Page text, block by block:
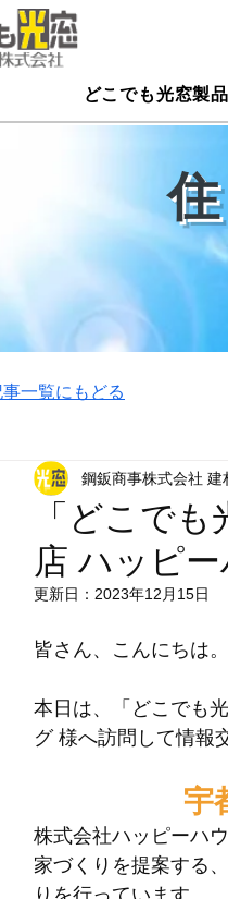
どこでも光窓製品
事一覧にもどる
「どこで
店 ハッピー
鋼鈑商事株式会社 建
更新日： 2023年12月15日
皆さん、こんにちは。
本日は、「どこでも
グ 様へ訪問して情報
宇
株式会社ハッピーハ
家づくりを提案する
りを行っています。